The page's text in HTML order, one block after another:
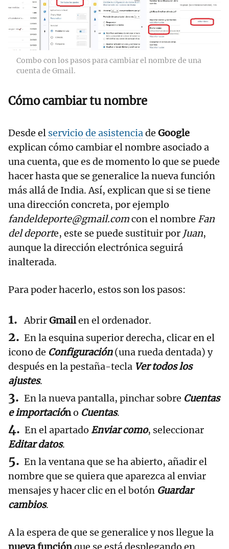
Combo con los pasos para cambiar el nombre de una
cuenta de Gmail.
Cómo cambiar tu nombre
Desde el servicio de asistenciade Google
explican cómo cambiar el nombre asociado a
una cuenta, que es de momento lo que se puede
hacer hasta que se generalice la nueva función
más allá de India. Así, explican que si se tiene
una dirección concreta, por ejemplo
fandeldeporte@gmail.comcon el nombre Fan
del deporte, este se puede sustituir por Juan,
aunque la dirección electrónica seguirá
inalterada.
Para poder hacerlo, estos son los pasos:
AbrirGmailen el ordenador.
En la esquina superior derecha, clicar en el
icono de Configuración(una rueda dentada) y
después en la pestaña-tecla Ver todos los
ajustes.
En la nueva pantalla, pinchar sobre Cuentas
e importacióno Cuentas.
En el apartado Enviar como, seleccionar
Editar datos.
En la ventana que se ha abierto, añadir el
nombre que se quiera que aparezca al enviar
mensajes y hacer clic en el botón Guardar
cambios.
A la espera de que se generalice y nos llegue la
nueva función que se está desplegando en